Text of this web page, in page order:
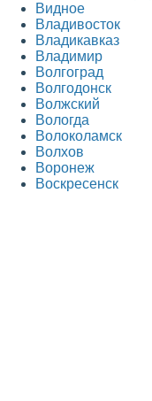
Видное
Владивосток
Владикавказ
Владимир
Волгоград
Волгодонск
Волжский
Вологда
Волоколамск
Волхов
Воронеж
Воскресенск